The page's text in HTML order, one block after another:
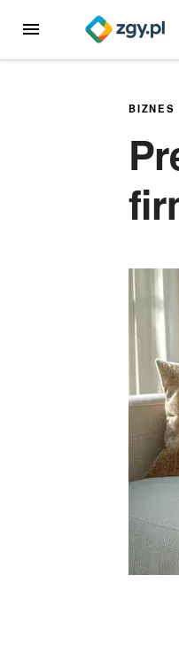
MENU
BIZNES